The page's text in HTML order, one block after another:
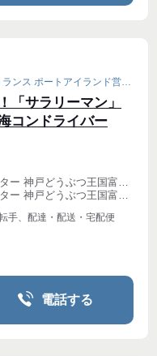
株式会社ワールドトランス ポートアイランド営業所［001］
「サラリーマン」
コンドライバー
うぶつ王国富岳前駅 (徒歩 5分)
うぶつ王国富岳前駅 (徒歩 5分)
手、配達・配送・宅配便
電話する